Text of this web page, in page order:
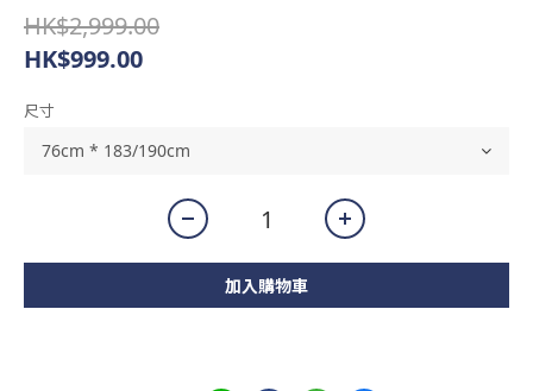
HK$2,999.00
HK$999.00
尺寸
加入購物車